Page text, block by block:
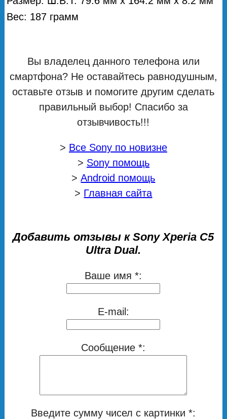
Вес: 187 грамм
Вы владелец данного телефона или
смартфона? Не оставайтесь равнодушным,
оставьте отзыв и помогите другим сделать
правильный выбор! Спасибо за
отзывчивость!!!
> Все Sony по новизне
> Sony помощь
>Android помощь
> Главная сайта
Добавить отзывы к Sony Xperia C5
Ultra Dual.
Ваше имя *:
E-mail:
Сообщение *:
Введите сумму чисел с картинки *: